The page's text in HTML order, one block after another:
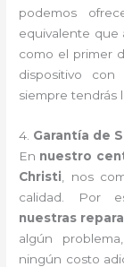
podemos
equivalente que
como el primer
dispositivo con
siempre tendrás
4. Garantía de
En nuestro
Christi , nos
calidad. Por
nuestras
algún
ningún costo